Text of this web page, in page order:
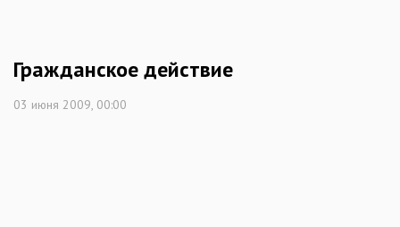
Гражданское действие
03 июня 2009, 00:00